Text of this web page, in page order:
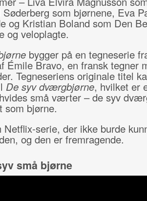
Søderberg som bjørnene, Eva
og Kristian Boland som Den
og veloplagte.
bygger på en tegneserie
Émile Bravo, en fransk tegner
Tegneseriens originale titel
De syv dværgbjørne, hvilket er
små værter – de syv
som bjørne.
Netflix-serie, der ikke burde
og den er fremragende.
små bjørne